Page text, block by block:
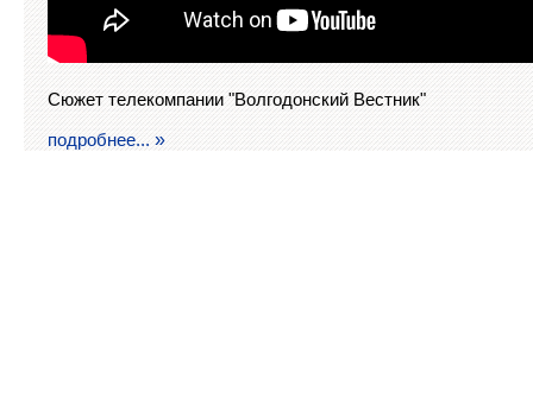
Сюжет телекомпании "Волгодонский Вестник"
подробнее...